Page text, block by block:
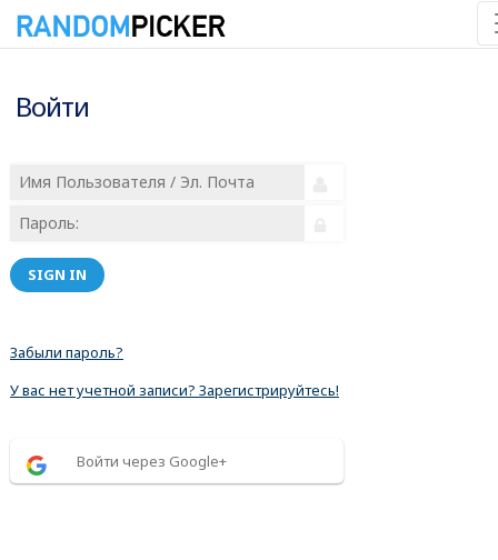
Войти
SIGN IN
Забыли пароль?
У вас нет учетной записи? Зарегистрируйтесь!
Войти через Google+